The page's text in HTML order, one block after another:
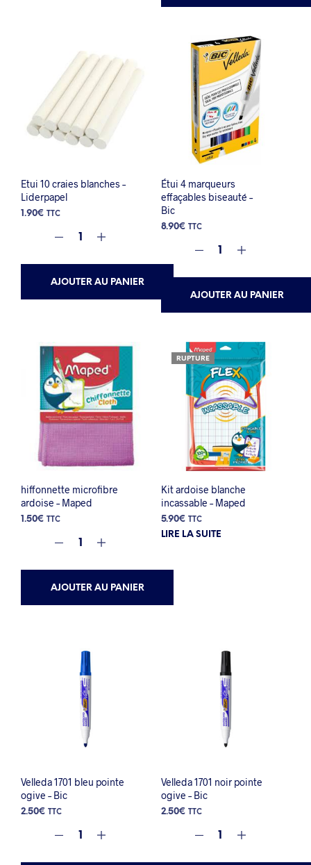
Etui 10 craies blanches –
Liderpapel
1.90€ TTC
AJOUTER AU PANIER
Étui 4 marqueurs
effaçables biseauté –
Bic
8.90€ TTC
AJOUTER AU PANIER
hiffonnette microfibre
ardoise – Maped
1.50€ TTC
AJOUTER AU PANIER
RUPTURE
Kit ardoise blanche
incassable – Maped
5.90€ TTC
LIRE LA SUITE
Velleda 1701 bleu pointe
ogive – Bic
2.50€ TTC
Velleda 1701 noir pointe
ogive – Bic
2.50€ TTC